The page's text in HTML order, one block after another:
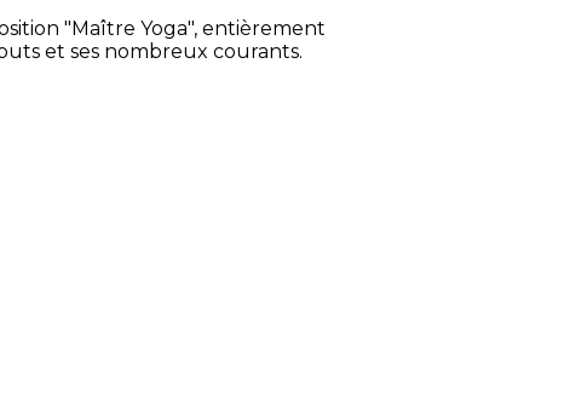
"Maître Yoga", entièrement
et ses nombreux courants.